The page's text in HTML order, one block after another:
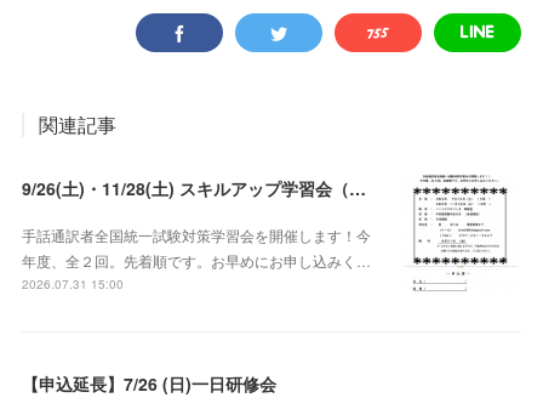
関連記事
9/26(土)・11/28(土) スキルアップ学習会（試験対策）
手話通訳者全国統一試験対策学習会を開催します！今
年度、全２回。先着順です。お早めにお申し込みく…
2026.07.31 15:00
【申込延長】7/26 (日)一日研修会